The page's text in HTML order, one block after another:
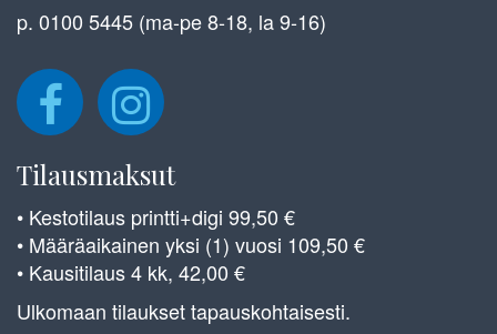
p. 0100 5445 (ma-pe 8-18, la 9-16)
Tilausmaksut
• Kestotilaus printti+digi 99,50 €
• Määräaikainen yksi (1) vuosi 109,50 €
• Kausitilaus 4 kk, 42,00 €
Ulkomaan tilaukset tapauskohtaisesti.